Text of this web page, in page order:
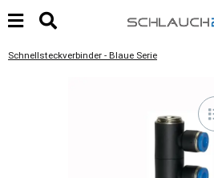
Schnellsteckverbinder - Blaue Serie